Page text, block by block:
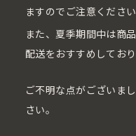
ますのでご注意ください
また、夏季期間中は商
配送をおすすめしており
ご不明な点がございま
さい。